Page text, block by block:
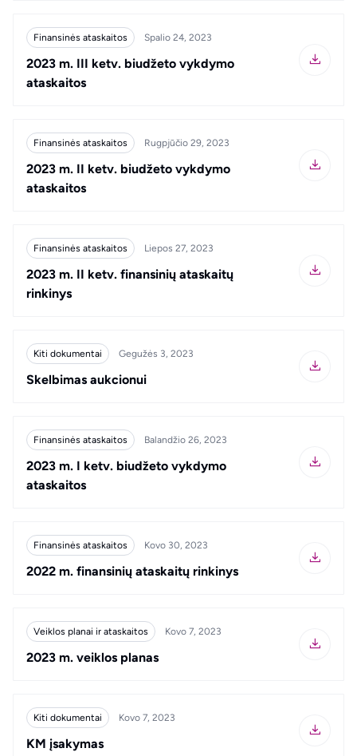
Finansinės ataskaitos Spalio 24, 2023
2023 m. III ketv. biudžeto vykdymo
ataskaitos
Finansinės ataskaitos Rugpjūčio 29, 2023
2023 m. II ketv. biudžeto vykdymo
ataskaitos
Finansinės ataskaitos Liepos 27, 2023
2023 m. II ketv. finansinių ataskaitų
rinkinys
Kiti dokumentai Gegužės 3, 2023
Skelbimas aukcionui
Finansinės ataskaitos Balandžio 26, 2023
2023 m. I ketv. biudžeto vykdymo
ataskaitos
Finansinės ataskaitos Kovo 30, 2023
2022 m. finansinių ataskaitų rinkinys
Veiklos planai ir ataskaitos Kovo 7, 2023
2023 m. veiklos planas
Kiti dokumentai Kovo 7, 2023
KM įsakymas